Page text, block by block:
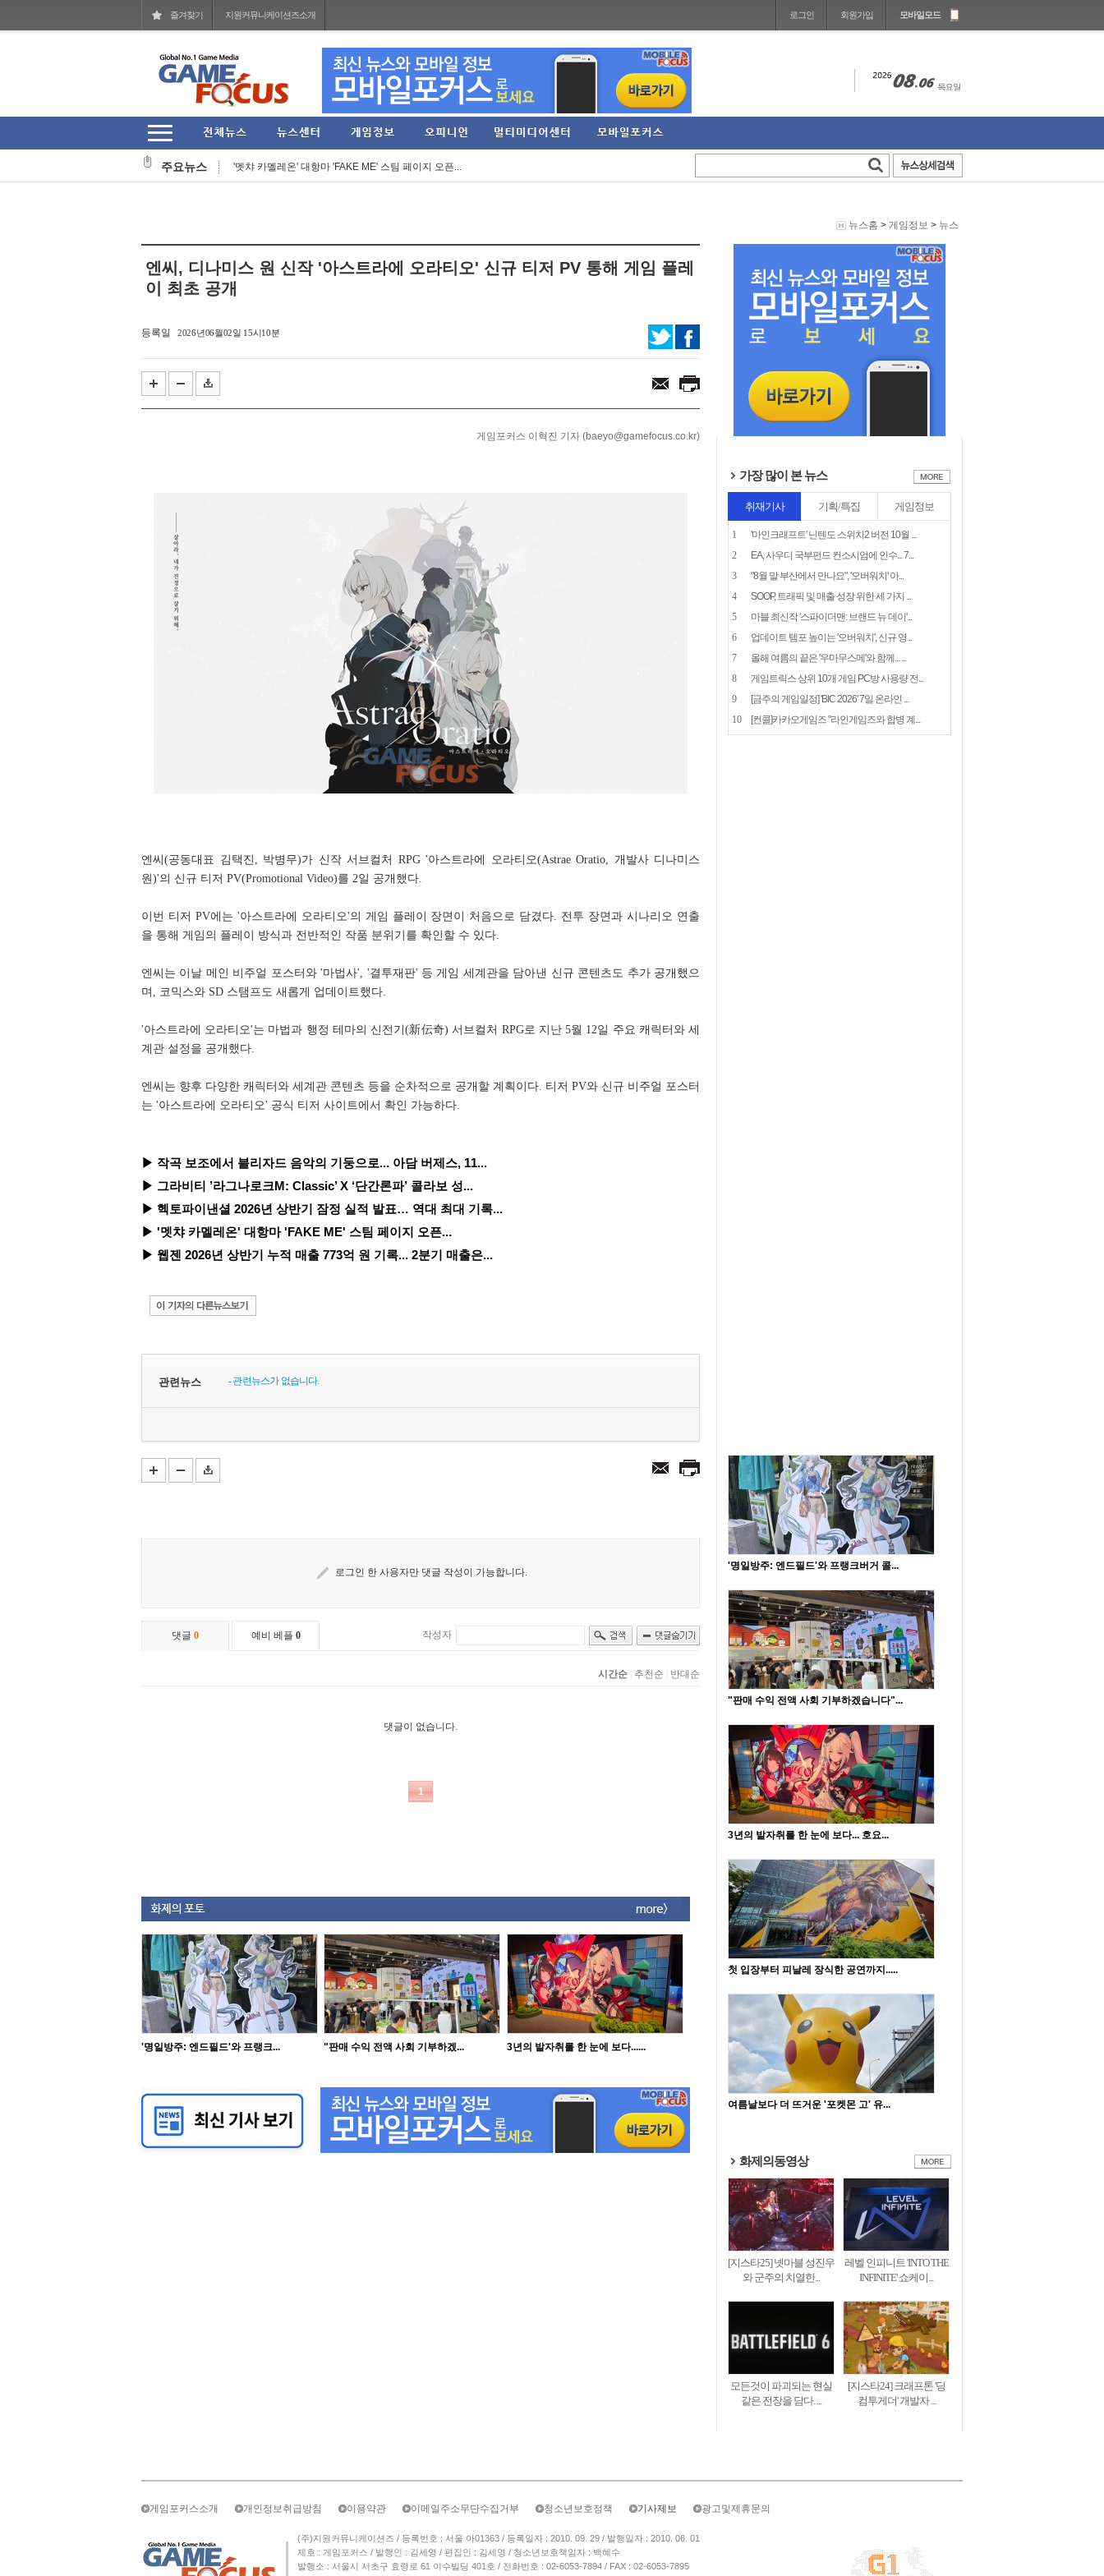
즐겨찾기 지원커뮤니케이션즈소개 로그인 회원가입 모바일모드
주요뉴스
작곡 보조에서 블리자드 음악의 기둥으로... 아담 버...
헥토파이낸셜 2026년 상반기 잠정 실적 발표… 역대 ...
'멧챠 카멜레온' 대항마 'FAKE ME' 스팀 페이지 오픈...
아크시스템웍스아시아, 판타지 RPG 'Riviera ~약속의 ...
코리아보드게임즈, '퍼스트 시그널' 등 신작 보드게임...
뉴스홈 > 게임정보 > 뉴스
엔씨, 디나미스 원 신작 '아스트라에 오라티오' 신규 티저 PV 통해 게임 플레
이 최초 공개
등록일 2026년06월02일 15시10분
게임포커스 이혁진 기자 (baeyo@gamefocus.co.kr)
엔씨(공동대표 김택진, 박병무)가 신작 서브컬처 RPG '아스트라에 오라티오(Astrae Oratio, 개발사 디나미스
원)'의 신규 티저 PV(Promotional Video)를 2일 공개했다.
이번 티저 PV에는 '아스트라에 오라티오'의 게임 플레이 장면이 처음으로 담겼다. 전투 장면과 시나리오 연출
을 통해 게임의 플레이 방식과 전반적인 작품 분위기를 확인할 수 있다.
엔씨는 이날 메인 비주얼 포스터와 '마법사', '결투재판' 등 게임 세계관을 담아낸 신규 콘텐츠도 추가 공개했으
며, 코믹스와 SD 스탬프도 새롭게 업데이트했다.
'아스트라에 오라티오'는 마법과 행정 테마의 신전기(新伝奇) 서브컬처 RPG로 지난 5월 12일 주요 캐릭터와 세
계관 설정을 공개했다.
엔씨는 향후 다양한 캐릭터와 세계관 콘텐츠 등을 순차적으로 공개할 계획이다. 티저 PV와 신규 비주얼 포스터
는 '아스트라에 오라티오' 공식 티저 사이트에서 확인 가능하다.
▶ 작곡 보조에서 블리자드 음악의 기둥으로... 아담 버제스, 11...
▶ 그라비티 ’라그나로크M: Classic’ X ‘단간론파’ 콜라보 성...
▶ 헥토파이낸셜 2026년 상반기 잠정 실적 발표… 역대 최대 기록...
▶ '멧챠 카멜레온' 대항마 'FAKE ME' 스팀 페이지 오픈...
▶ 웹젠 2026년 상반기 누적 매출 773억 원 기록... 2분기 매출은...
관련뉴스 - 관련뉴스가 없습니다.
'명일방주: 엔드필드'와 프랭크... "판매 수익 전액 사회 기부하겠... 3년의 발자취를 한 눈에 보다......
가장 많이 본 뉴스
취재기사 기획/특집 게임정보
1
'마인크래프트' 닌텐도 스위치2 버전 10월 ...
2
EA, 사우디 국부펀드 컨소시엄에 인수... 7...
3
"8월 말 부산에서 만나요", '오버워치' 아...
4
SOOP, 트래픽 및 매출 성장 위한 세 가지 ...
5
마블 최신작 '스파이더맨: 브랜드 뉴 데이'...
6
업데이트 템포 높이는 '오버워치', 신규 영...
7
올해 여름의 끝은 '우마무스메'와 함께... ...
8
게임트릭스 상위 10개 게임 PC방 사용량 전...
9
[금주의 게임일정] 'BIC 2026' 7일 온라인 ...
10
[컨콜]카카오게임즈 "라인게임즈와 합병 계...
'명일방주: 엔드필드'와 프랭크버거 콜...
"판매 수익 전액 사회 기부하겠습니다"...
3년의 발자취를 한 눈에 보다... 호요...
첫 입장부터 피날레 장식한 공연까지.....
여름날보다 더 뜨거운 '포켓몬 고' 유...
화제의동영상
[지스타25] 넷마블 성진우
와 군주의 치열한...
레벨 인피니트 'INTO THE
INFINITE' 쇼케이...
모든것이 파괴되는 현실
같은 전장을 담다. ...
[지스타24] 크래프톤 '딩
컴투게더' 개발자 ...
게임포커스소개 개인정보취급방침 이용약관 이메일주소무단수집거부 청소년보호정책 기사제보 광고및제휴문의
(주)지원커뮤니케이션즈 / 등록번호 : 서울 아01363 / 등록일자 : 2010. 09. 29 / 발행일자 : 2010. 06. 01
제호 : 게임포커스 / 발행인 : 김세영 / 편집인 : 김세영 / 청소년보호책임자 : 백혜수
발행소 : 서울시 서초구 효령로 61 이수빌딩 401호 / 전화번호 : 02-6053-7894 / FAX : 02-6053-7895